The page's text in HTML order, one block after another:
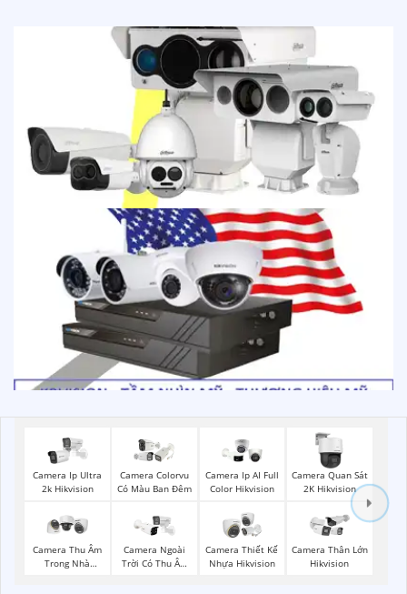
Camera Ip Ultra
2k Hikvision
Camera Colorvu
Có Màu Ban Đêm
Camera Ip AI Full
Color Hikvision
Camera Quan Sát
2K Hikvision
Camera Thu Âm
Trong Nhà
Camera Ngoài
Trời Có Thu Âm
Camera Thiết Kế
Nhựa Hikvision
Camera Thân Lớn
Hikvision